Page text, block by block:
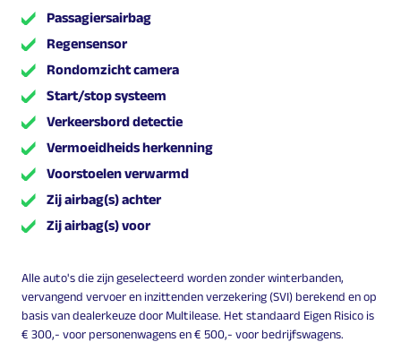
Passagiersairbag
Regensensor
Rondomzicht camera
Start/stop systeem
Verkeersbord detectie
Vermoeidheids herkenning
Voorstoelen verwarmd
Zij airbag(s) achter
Zij airbag(s) voor
Alle auto's die zijn geselecteerd worden zonder winterbanden,
vervangend vervoer en inzittenden verzekering (SVI) berekend en op
basis van dealerkeuze door Multilease. Het standaard Eigen Risico is
€ 300,- voor personenwagens en € 500,- voor bedrijfswagens.